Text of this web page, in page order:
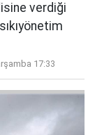
verdiği
17:33